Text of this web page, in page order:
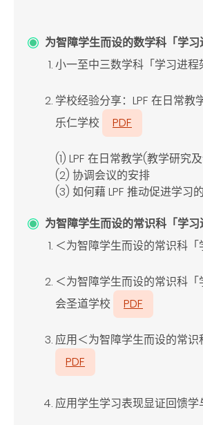
为智障学生而设的数学科「学
小一至中三数学科「学习进程
学校经验分享：LPF 在日常教
乐仁学校
PDF
(1) LPF 在日常教学(教学研究
(2) 协调会议的安排
(3) 如何藉 LPF 推动促进学习
为智障学生而设的常识科「学
＜为智障学生而设的常识科
＜为智障学生而设的常识科
会圣道学校
PDF
应用＜为智障学生而设的常
PDF
应用学生学习表现显证回馈学